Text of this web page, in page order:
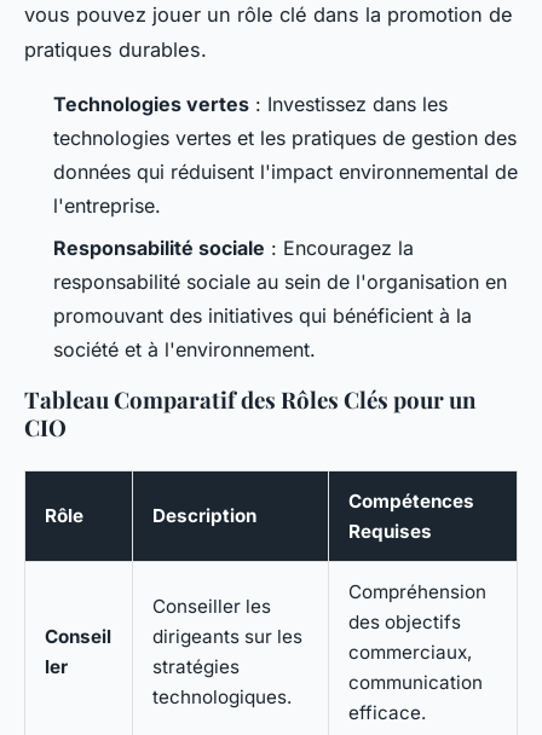
vous pouvez jouer un rôle clé dans la promotion de
pratiques durables.
Technologies vertes : Investissez dans les
technologies vertes et les pratiques de gestion des
données qui réduisent l'impact environnemental de
l'entreprise.
Responsabilité sociale : Encouragez la
responsabilité sociale au sein de l'organisation en
promouvant des initiatives qui bénéficient à la
société et à l'environnement.
Tableau Comparatif des Rôles Clés pour un
CIO
Rôle Description
Compétences
Requises
Conseil
ler
Conseiller les
dirigeants sur les
stratégies
technologiques.
Compréhension
des objectifs
commerciaux,
communication
efficace.